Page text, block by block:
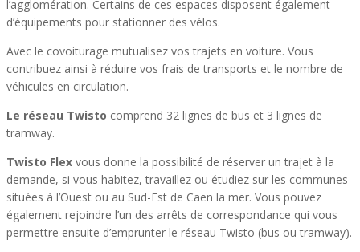
l’agglomération. Certains de ces espaces disposent également
d’équipements pour stationner des vélos.
Avec le covoiturage mutualisez vos trajets en voiture. Vous
contribuez ainsi à réduire vos frais de transports et le nombre de
véhicules en circulation.
Le réseau Twisto comprend 32 lignes de bus et 3 lignes de
tramway.
Twisto Flex vous donne la possibilité de réserver un trajet à la
demande, si vous habitez, travaillez ou étudiez sur les communes
situées à l’Ouest ou au Sud-Est de Caen la mer. Vous pouvez
également rejoindre l’un des arrêts de correspondance qui vous
permettre ensuite d’emprunter le réseau Twisto (bus ou tramway).